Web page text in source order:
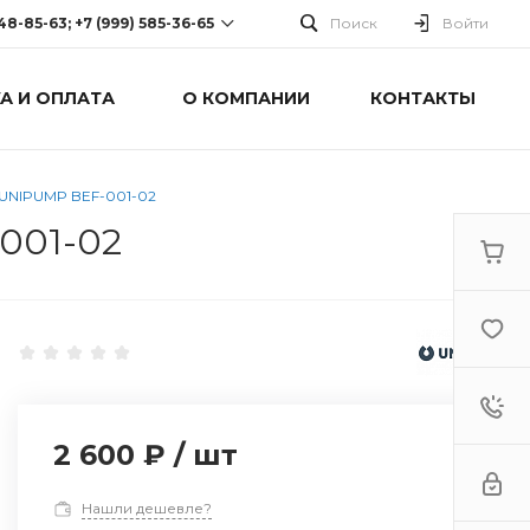
85-63; +7 (999) 585-36-65
63; +7 (999) 585-36-65
Поиск Войти
И ОПЛАТА О КОМПАНИИ КОНТАКТЫ
BEF-001-02
02
2 600 ₽ / шт
Нашли дешевле?